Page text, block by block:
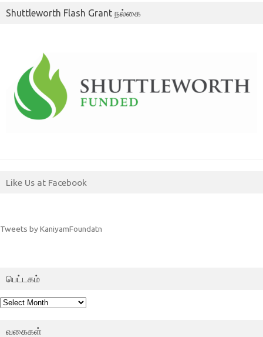
Shuttleworth Flash Grant நல்கை
Like Us at Facebook
Tweets by KaniyamFoundatn
பெட்டகம்
பெட்டகம்
வகைகள்